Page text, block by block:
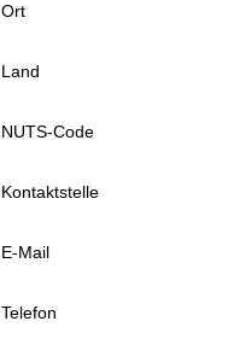
Ort
Land
NUTS-Code
Kontaktstelle
E-Mail
Telefon